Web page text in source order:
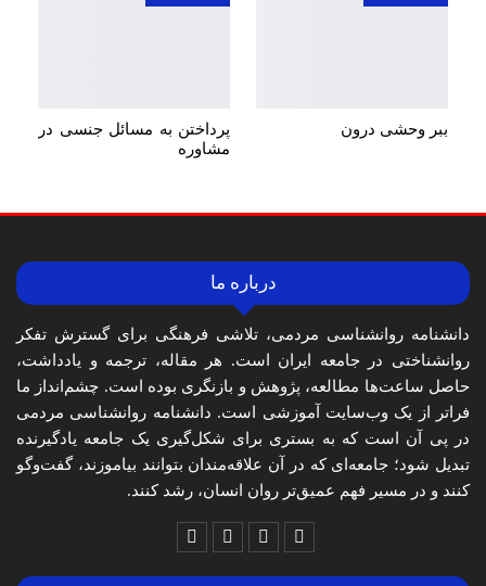
ببر وحشی درون
پرداختن به مسائل جنسی در
مشاوره
درباره ما
دانشنامه روانشناسی مردمی، تلاشی فرهنگی برای گسترش تفکر
روانشناختی در جامعه ایران است. هر مقاله، ترجمه و یادداشت،
حاصل ساعت‌ها مطالعه، پژوهش و بازنگری بوده است. چشم‌انداز ما
فراتر از یک وب‌سایت آموزشی است. دانشنامه روانشناسی مردمی
در پی آن است که به بستری برای شکل‌گیری یک جامعه یادگیرنده
تبدیل شود؛ جامعه‌ای که در آن علاقه‌مندان بتوانند بیاموزند، گفت‌وگو
کنند و در مسیر فهم عمیق‌تر روان انسان، رشد کنند.